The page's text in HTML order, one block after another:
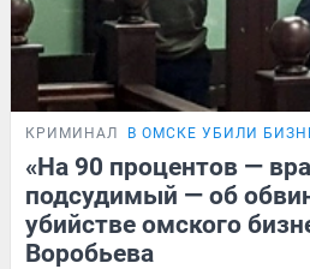
КРИМИНАЛ В ОМСКЕ УБИЛИ
«На 90 процентов —
подсудимый — об
убийстве омского
Воробьева